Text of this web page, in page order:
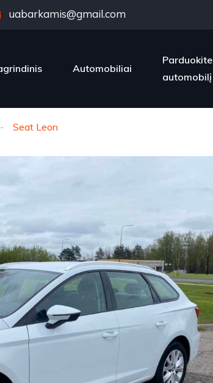
uabarkamis@gmail.com
Automobiliai
Parduokite
automobilį
Seat Leon